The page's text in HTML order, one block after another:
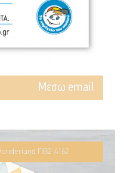
Mέσω email
ΠΒ2-4162